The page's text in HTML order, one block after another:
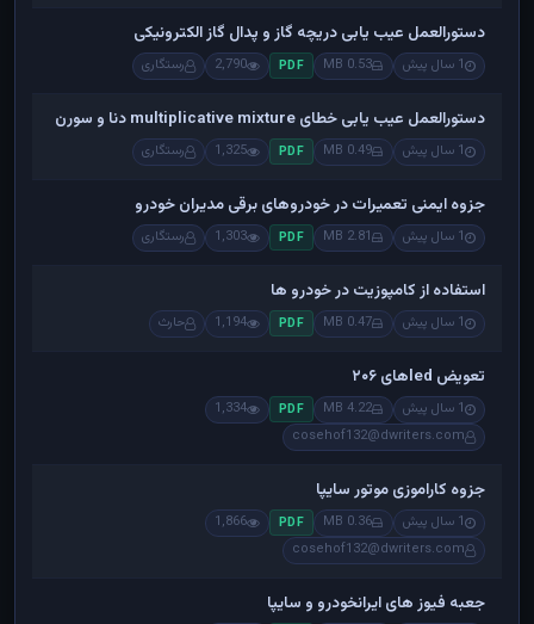
دستورالعمل عیب یابی دریچه گاز و پدال گاز الکترونیکی
1 سال پیش 0.53 MB
PDF
2,790 رستگاری
دستورالعمل عیب یابی خطای multiplicative mixture دنا و سورن
1 سال پیش 0.49 MB
PDF
1,325 رستگاری
جزوه ایمنی تعمیرات در خودروهای برقی مدیران خودرو
1 سال پیش 2.81 MB
PDF
1,303 رستگاری
استفاده از کامپوزیت در خودرو ها
1 سال پیش 0.47 MB
PDF
1,194 حارث
تعویض ledهای ۲۰۶
1 سال پیش 4.22 MB
PDF
1,334
cosehof132@dwriters.com
جزوه کاراموزی موتور سایپا
1 سال پیش 0.36 MB
PDF
1,866
cosehof132@dwriters.com
جعبه فیوز های ایرانخودرو و سایپا